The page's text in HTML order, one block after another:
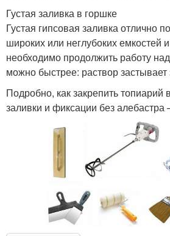
Густая заливка в горшке
Густая гипсовая заливка отлично
широких или неглубоких емкостей
необходимо продолжить работу
можно быстрее: раствор застывает
Подробно, как закрепить топиарий
заливки и фиксации без